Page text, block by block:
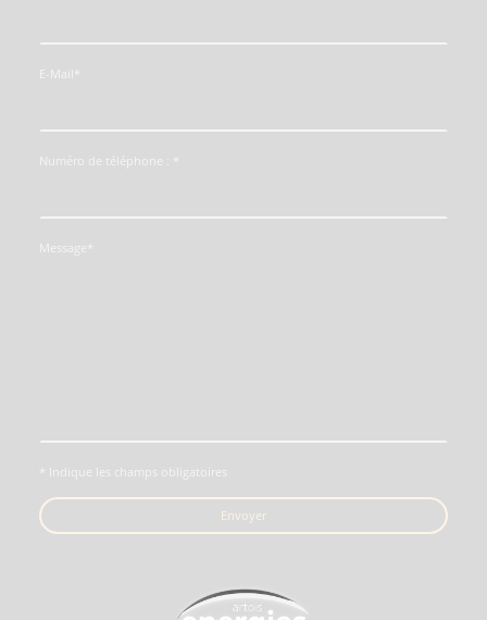
E-Mail
Numéro de téléphone :
Message
* Indique les champs obligatoires
Envoyer